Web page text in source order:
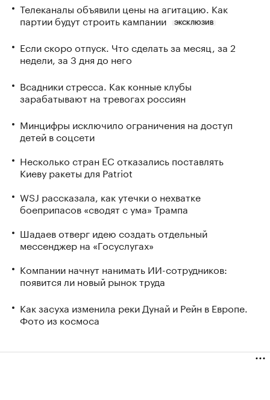
Телеканалы объявили цены на агитацию. Как
партии будут строить кампании
ЭКСКЛЮЗИВ
Если скоро отпуск. Что сделать за месяц, за 2
недели, за 3 дня до него
Всадники стресса. Как конные клубы
зарабатывают на тревогах россиян
Минцифры исключило ограничения на доступ
детей в соцсети
Несколько стран ЕС отказались поставлять
Киеву ракеты для Patriot
WSJ рассказала, как утечки о нехватке
боеприпасов «сводят с ума» Трампа
Шадаев отверг идею создать отдельный
мессенджер на «Госуслугах»
Компании начнут нанимать ИИ-сотрудников:
появится ли новый рынок труда
Как засуха изменила реки Дунай и Рейн в Европе.
Фото из космоса